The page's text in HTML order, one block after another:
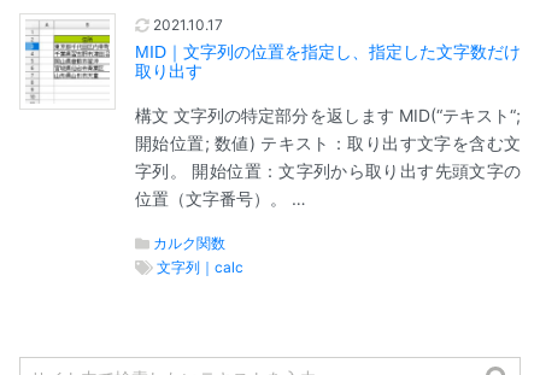
2021.10.17
MID｜文字列の位置を指定し、指定した文字数だけ
取り出す
構文 文字列の特定部分を返します MID(“テキスト“;
開始位置; 数値) テキスト：取り出す文字を含む文
字列。 開始位置：文字列から取り出す先頭文字の
位置（文字番号）。 …
カルク関数
文字列｜calc